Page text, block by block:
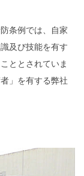
条例では、自家
及び技能を有す
ととされていま
」を有する弊社